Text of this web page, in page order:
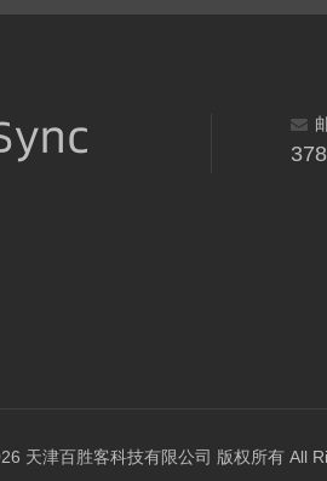
天津百胜客科技有限公司 版权所有 All